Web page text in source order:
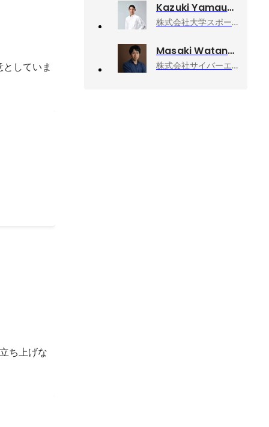
していま
ち上げな
Kazuki Yamauchi
株式会社大学スポーツチャンネル, 取締役
Masaki Watanabe
株式会社サイバーエージェント, 新R25編集長